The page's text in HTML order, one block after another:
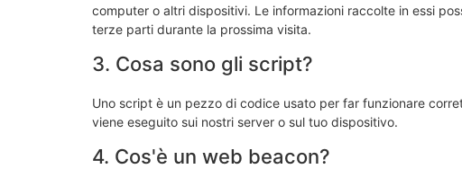
computer o altri dispositivi. Le informazioni raccolte in essi
terze parti durante la prossima visita.
3. Cosa sono gli script?
Uno script è un pezzo di codice usato per far funzionare
viene eseguito sui nostri server o sul tuo dispositivo.
4. Cos'è un web beacon?